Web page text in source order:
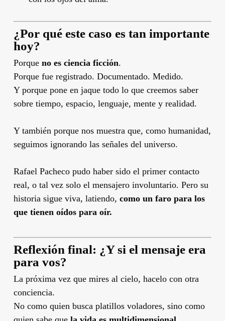
¿Por qué este caso es tan importante
hoy?
Porque no es ciencia ficción.
Porque fue registrado. Documentado. Medido.
Y porque pone en jaque todo lo que creemos saber
sobre tiempo, espacio, lenguaje, mente y realidad.
Y también porque nos muestra que, como humanidad,
seguimos ignorando las señales del universo.
Rafael Pacheco pudo haber sido el primer contacto
real, o tal vez solo el mensajero involuntario. Pero su
historia sigue viva, latiendo, como un faro para los
que tienen oídos para oír.
Reflexión final: ¿Y si el mensaje era
para vos?
La próxima vez que mires al cielo, hacelo con otra
conciencia.
No como quien busca platillos voladores, sino como